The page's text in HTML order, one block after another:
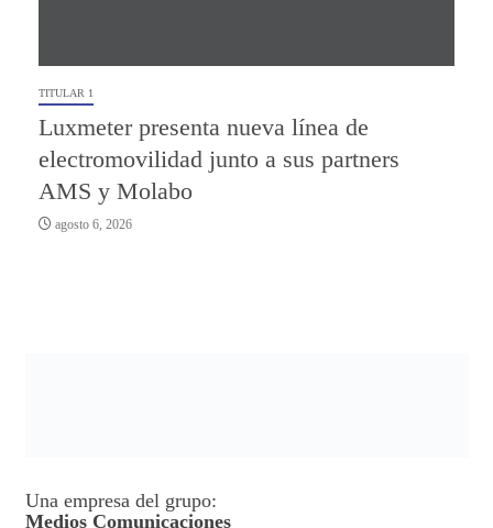
TITULAR 1
Luxmeter presenta nueva línea de
electromovilidad junto a sus partners
AMS y Molabo
agosto 6, 2026
Una empresa del grupo:
Medios Comunicaciones